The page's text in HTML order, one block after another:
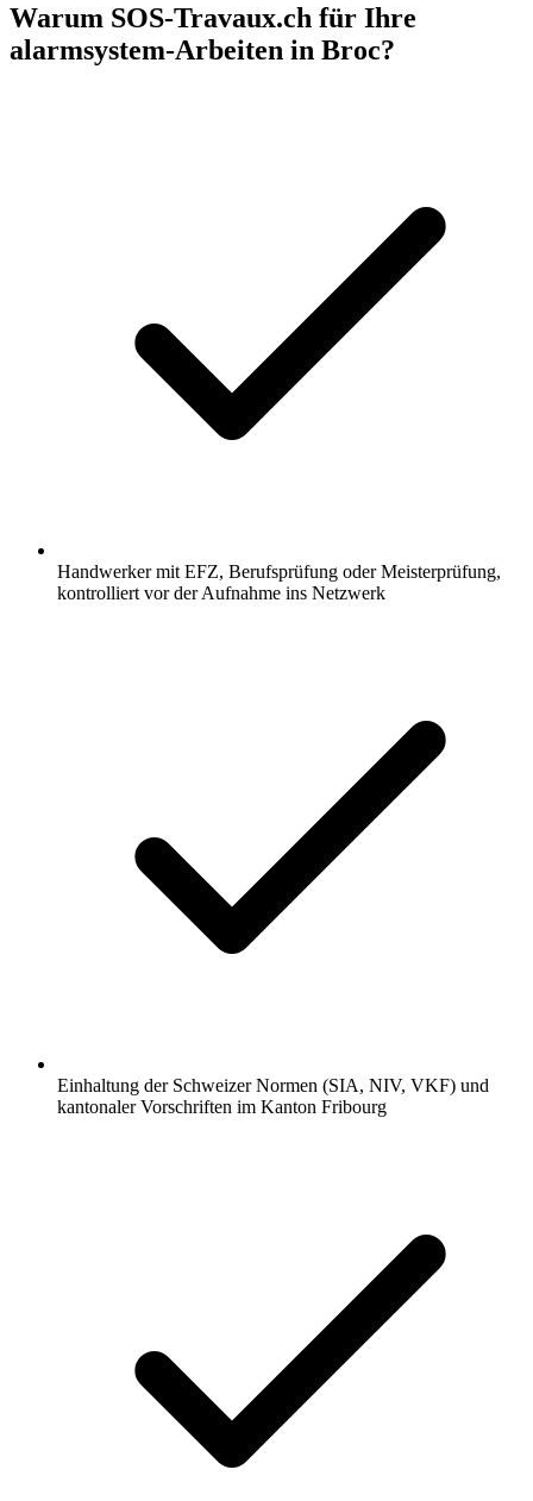
Warum SOS-Travaux.ch für Ihre
alarmsystem-Arbeiten in Broc?
Handwerker mit EFZ, Berufsprüfung oder Meisterprüfung,
kontrolliert vor der Aufnahme ins Netzwerk
Einhaltung der Schweizer Normen (SIA, NIV, VKF) und
kantonaler Vorschriften im Kanton Fribourg